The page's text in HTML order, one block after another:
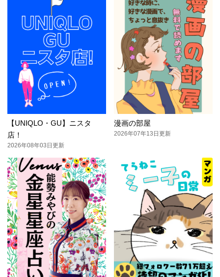
【UNIQLO・GU】ニスタ
店！
2026年08年03日更新
漫画の部屋
2026年07年13日更新